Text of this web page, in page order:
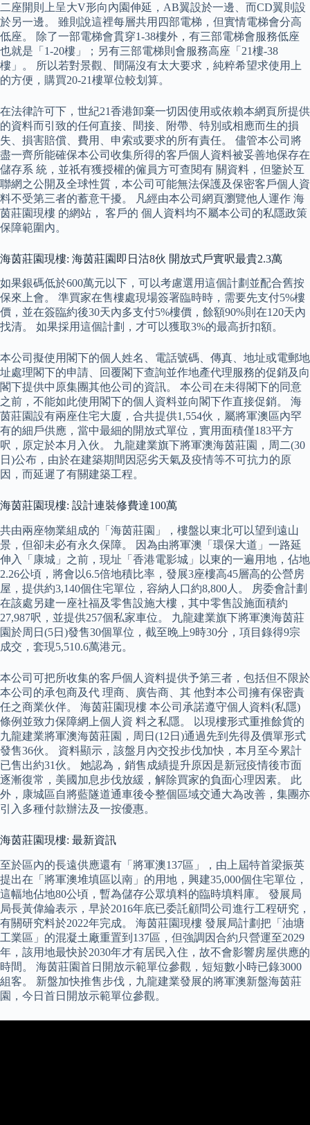
二座開則上呈大V形向內園伸延，AB翼設於一邊、而CD翼則設
於另一邊。 雖則說這裡每層共用四部電梯，但實情電梯會分高
低座。 除了一部電梯會貫穿1-38樓外，有三部電梯會服務低座
也就是「1-20樓」；另有三部電梯則會服務高座「21樓-38
樓」。 所以若對景觀、間隔沒有太大要求，純粹希望求使用上
的方便，購買20-21樓單位較划算。
在法律許可下，世紀21香港卸棄一切因使用或依賴本網頁所提供
的資料而引致的任何直接、間接、附帶、特別或相應而生的損
失、損害賠償、費用、申索或要求的所有責任。 儘管本公司將
盡一齊所能確保本公司收集所得的客戶個人資料被妥善地保存在
儲存系 統，並祇有獲授權的僱員方可查閱有 關資料，但鑒於互
聯網之公開及全球性質，本公司可能無法保護及保密客戶個人資
料不受第三者的蓄意干擾。 凡經由本公司網頁瀏覽他人運作 海
茵莊園現樓 的網站， 客戶的 個人資料均不屬本公司的私隱政策
保障範圍內。
海茵莊園現樓: 海茵莊園即日沽8伙 開放式戶實呎最貴2.3萬
如果銀碼低於600萬元以下，可以考慮選用這個計劃並配合舊按
保來上會。 準買家在售樓處現場簽署臨時時，需要先支付5%樓
價，並在簽臨約後30天內多支付5%樓價，餘額90%則在120天內
找清。 如果採用這個計劃，才可以獲取3%的最高折扣額。
本公司擬使用閣下的個人姓名、電話號碼、傳真、地址或電郵地
址處理閣下的申請、回覆閣下查詢並作地產代理服務的促銷及向
閣下提供中原集團其他公司的資訊。 本公司在未得閣下的同意
之前，不能如此使用閣下的個人資料並向閣下作直接促銷。 海
茵莊園設有兩座住宅大廈，合共提供1,554伙，屬將軍澳區內罕
有的細戶供應，當中最細的開放式單位，實用面積僅183平方
呎，原定於本月入伙。 九龍建業旗下將軍澳海茵莊園，周二(30
日)公布，由於在建築期間因惡劣天氣及疫情等不可抗力的原
因，而延遲了有關建築工程。
海茵莊園現樓: 設計連裝修費達100萬
共由兩座物業組成的「海茵莊園」，樓盤以東北可以望到遠山
景，但卻未必有永久保障。 因為由將軍澳「環保大道」一路延
伸入「康城」之前，現址「香港電影城」以東的一遍用地，佔地
2.26公頃，將會以6.5倍地積比率，發展3座樓高45層高的公營房
屋，提供約3,140個住宅單位，容納人口約8,800人。 房委會計劃
在該處另建一座社福及零售設施大樓，其中零售設施面積約
27,987呎，並提供257個私家車位。 九龍建業旗下將軍澳海茵莊
園於周日(5日)發售30個單位，截至晚上9時30分，項目錄得9宗
成交，套現5,510.6萬港元。
本公司可把所收集的客戶個人資料提供予第三者，包括但不限於
本公司的承包商及代 理商、廣告商、其 他對本公司擁有保密責
任之商業伙伴。 海茵莊園現樓 本公司承諾遵守個人資料(私隱)
條例並致力保障網上個人資 料之私隱。 以現樓形式重推餘貨的
九龍建業將軍澳海茵莊園，周日(12日)通過先到先得及價單形式
發售36伙。 資料顯示，該盤月內交投步伐加快，本月至今累計
已售出約31伙。 她認為，銷售成績提升原因是新冠疫情後市面
逐漸復常，美國加息步伐放緩，解除買家的負面心理因素。 此
外，康城區自將藍隧道通車後令整個區域交通大為改善，集團亦
引入多種付款辦法及一按優惠。
海茵莊園現樓: 最新資訊
至於區內的長遠供應還有「將軍澳137區」，由上屆特首梁振英
提出在「將軍澳堆填區以南」的用地，興建35,000個住宅單位，
這幅地佔地80公頃，暫為儲存公眾填料的臨時填料庫。 發展局
局長黃偉綸表示，早於2016年底已委託顧問公司進行工程研究，
有關研究料於2022年完成。 海茵莊園現樓 發展局計劃把「油塘
工業區」的混凝土廠重置到137區，但強調因合約只營運至2029
年，該用地最快於2030年才有居民入住，故不會影響房屋供應的
時間。 海茵莊園首日開放示範單位參觀，短短數小時已錄3000
組客。 新盤加快推售步伐，九龍建業發展的將軍澳新盤海茵莊
園，今日首日開放示範單位參觀。